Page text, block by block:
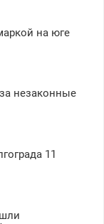
на юге
незаконные
11